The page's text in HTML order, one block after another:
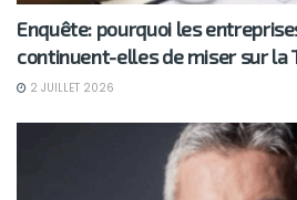
Enquête: pourquoi les
continuent-elles de miser sur la
2 JUILLET 2026